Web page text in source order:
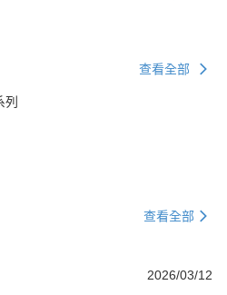
查看全部
列
查看全部
2026/03/12